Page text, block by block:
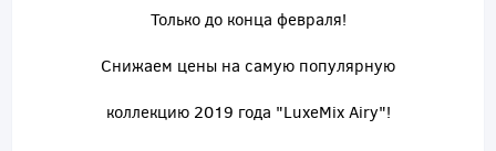
Только до конца февраля!
Снижаем цены на самую популярную
коллекцию 2019 года "LuxeMix Airy"!